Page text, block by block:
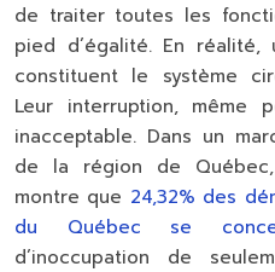
de traiter toutes les
pied d’égalité. En réalité,
constituent le système
Leur interruption, même
inacceptable. Dans un
de la région de
montre que 24,32% des
du Québec se
d’inoccupation de